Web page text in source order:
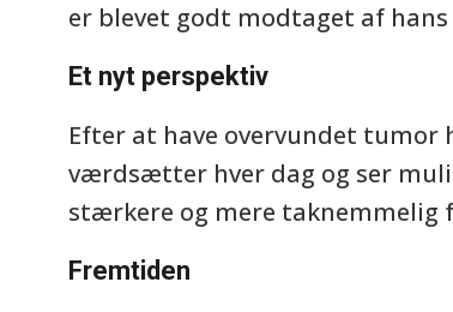
er blevet godt modtaget af hans
Et nyt perspektiv
Efter at have overvundet tumor
værdsætter hver dag og ser
stærkere og mere taknemmelig
Fremtiden